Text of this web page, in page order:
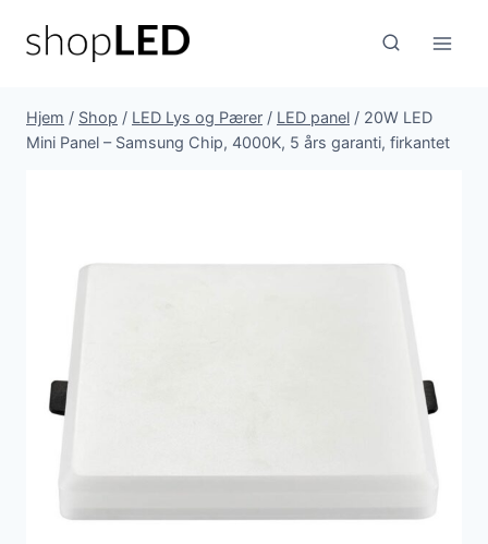
Hjem / Shop / LED Lys og Pærer / LED panel / 20W LED
Mini Panel – Samsung Chip, 4000K, 5 års garanti, firkantet